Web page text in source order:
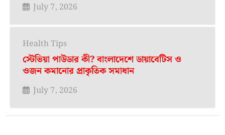
July 7, 2026
Health Tips
স্টেভিয়া পাউডার কী? বাংলাদেশে ডায়াবেটিস ও
ওজন কমানোর প্রাকৃতিক সমাধান
July 7, 2026